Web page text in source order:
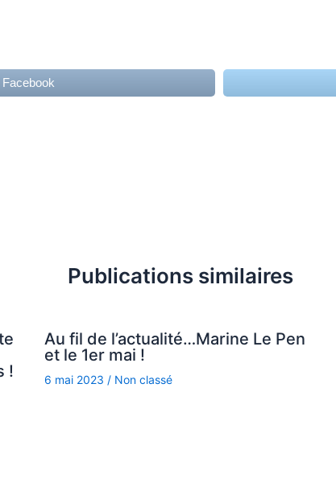
Publications similaires
!
Au fil de l’actualité…Marine Le Pen
et le 1er mai !
6 mai 2023 / Non classé